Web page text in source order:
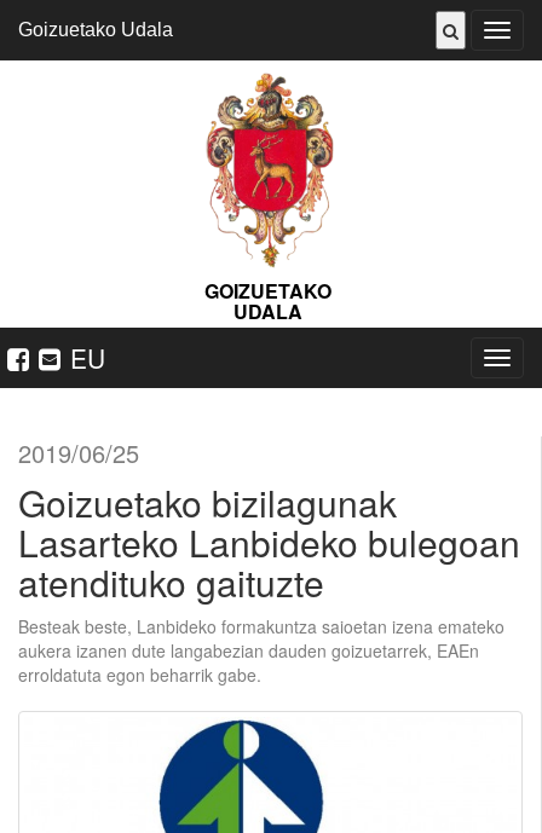
ireki
Goizuetako Udala
GOIZUETAKO
UDALA
EU
ireki
2019/06/25
Goizuetako bizilagunak
Lasarteko Lanbideko bulegoan
atendituko gaituzte
Besteak beste, Lanbideko formakuntza saioetan izena emateko
aukera izanen dute langabezian dauden goizuetarrek, EAEn
erroldatuta egon beharrik gabe.